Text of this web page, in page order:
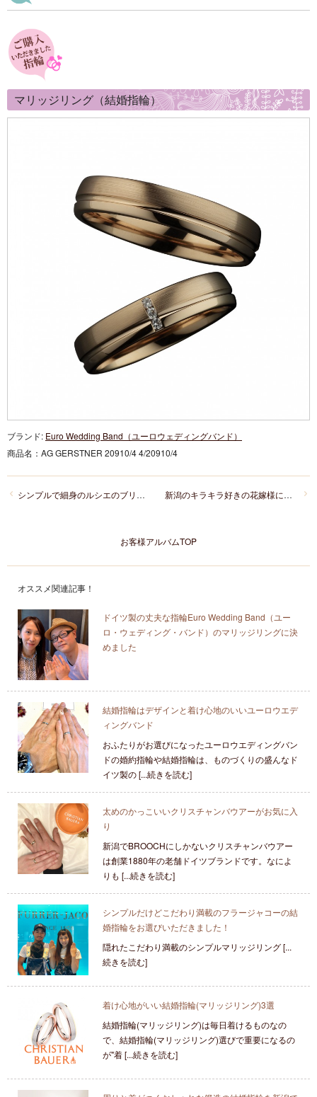
マリッジリング（結婚指輪）
ブランド: Euro Wedding Band（ユーロウェディングバンド）
商品名： AG GERSTNER 20910/4 4/20910/4
新潟のキラキラ好きの花嫁様に人気の結婚指輪!にわかの茜雲
シンプルで細身のルシエのブリーズ ドゥ メールの結婚指輪がお気に入り
お客様アルバムTOP
オススメ関連記事！
ドイツ製の丈夫な指輪Euro Wedding Band（ユー
ロ・ウェディング・バンド）のマリッジリングに決
めました
結婚指輪はデザインと着け心地のいいユーロウエデ
ィングバンド
おふたりがお選びになったユーロウエディングバン
ドの婚約指輪や結婚指輪は、ものづくりの盛んなド
イツ製の [...続きを読む]
太めのかっこいいクリスチャンバウアーがお気に入
り
新潟でBROOCHにしかないクリスチャンバウアー
は創業1880年の老舗ドイツブランドです。なによ
りも [...続きを読む]
シンプルだけどこだわり満載のフラージャコーの結
婚指輪をお選びいただきました！
隠れたこだわり満載のシンプルマリッジリング [...
続きを読む]
着け心地がいい結婚指輪(マリッジリング)3選
結婚指輪(マリッジリング)は毎日着けるものなの
で、結婚指輪(マリッジリング)選びで重要になるの
が"着 [...続きを読む]